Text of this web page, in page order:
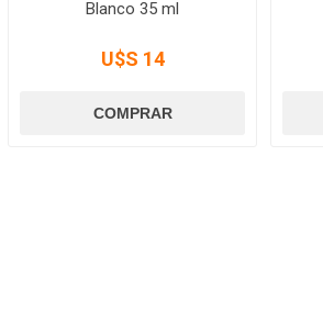
Blanco 35 ml
U$S 14